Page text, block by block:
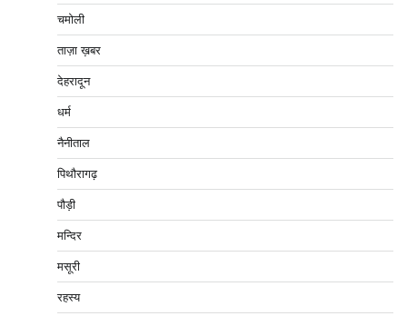
चमोली
ताज़ा ख़बर
देहरादून
धर्म
नैनीताल
पिथौरागढ़
पौड़ी
मन्दिर
मसूरी
रहस्य